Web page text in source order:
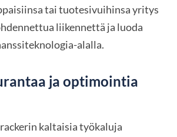
tai tuotesivuihinsa yritys
liikennettä ja luoda
alalla.
ja optimointia
kaltaisia työkaluja